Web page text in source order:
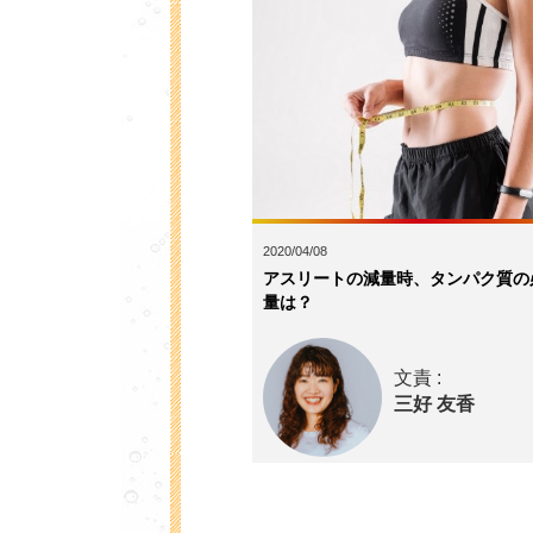
2020/04/08
アスリートの減量時、タンパク質
量は？
文責 :
三好 友香